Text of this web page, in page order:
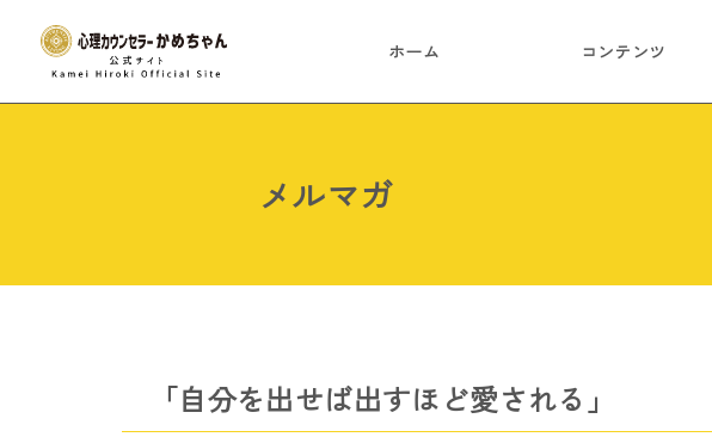
ホーム コンテンツ
メルマガ
「自分を出せば出すほど愛される」